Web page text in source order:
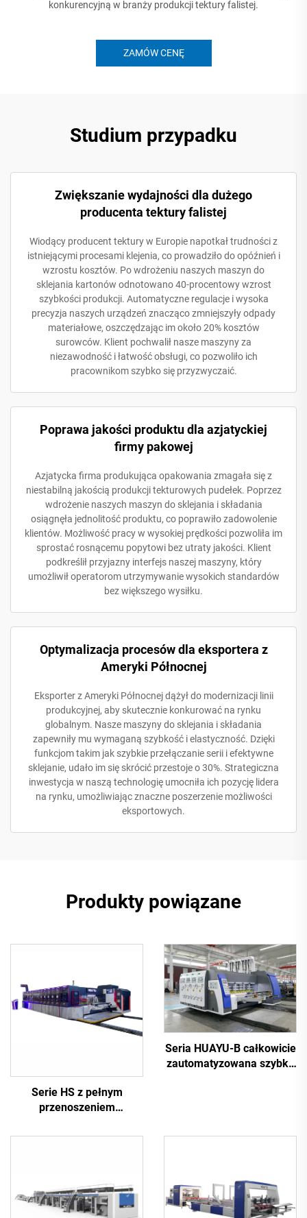
konkurencyjną w branży produkcji tektury falistej.
ZAMÓW CENĘ
Studium przypadku
Zwiększanie wydajności dla dużego
producenta tektury falistej
Wiodący producent tektury w Europie napotkał trudności z
istniejącymi procesami klejenia, co prowadziło do opóźnień i
wzrostu kosztów. Po wdrożeniu naszych maszyn do
sklejania kartonów odnotowano 40-procentowy wzrost
szybkości produkcji. Automatyczne regulacje i wysoka
precyzja naszych urządzeń znacząco zmniejszyły odpady
materiałowe, oszczędzając im około 20% kosztów
surowców. Klient pochwalił nasze maszyny za
niezawodność i łatwość obsługi, co pozwoliło ich
pracownikom szybko się przyzwyczaić.
Poprawa jakości produktu dla azjatyckiej
firmy pakowej
Azjatycka firma produkująca opakowania zmagała się z
niestabilną jakością produkcji tekturowych pudełek. Poprzez
wdrożenie naszych maszyn do sklejania i składania
osiągnęła jednolitość produktu, co poprawiło zadowolenie
klientów. Możliwość pracy w wysokiej prędkości pozwoliła im
sprostać rosnącemu popytowi bez utraty jakości. Klient
podkreślił przyjazny interfejs naszej maszyny, który
umożliwił operatorom utrzymywanie wysokich standardów
bez większego wysiłku.
Optymalizacja procesów dla eksportera z
Ameryki Północnej
Eksporter z Ameryki Północnej dążył do modernizacji linii
produkcyjnej, aby skutecznie konkurować na rynku
globalnym. Nasze maszyny do sklejania i składania
zapewniły mu wymaganą szybkość i elastyczność. Dzięki
funkcjom takim jak szybkie przełączanie serii i efektywne
sklejanie, udało im się skrócić przestoje o 30%. Strategiczna
inwestycja w naszą technologię umocniła ich pozycję lidera
na rynku, umożliwiając znaczne poszerzenie możliwości
eksportowych.
Produkty powiązane
Serie HS z pełnym
przenoszeniem
komputerowa maszyna do
wycinaniem rowków
(Drukowanie górne z
przenoszeniem
Seria HUAYU-B całkowicie
zautomatyzowana szybka